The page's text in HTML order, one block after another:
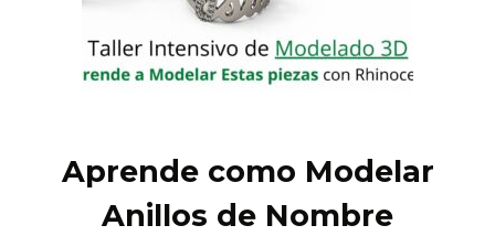
Aprende como Modelar
Anillos de Nombre